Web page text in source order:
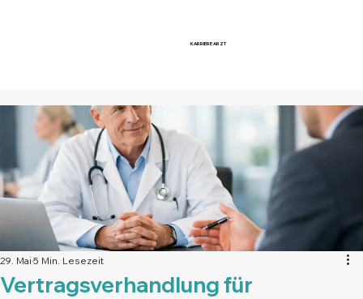
KARRIEREARZT
Vertragsverhandlung für
29. Mai 5 Min. Lesezeit